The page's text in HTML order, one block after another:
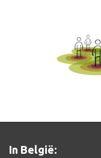
In België: